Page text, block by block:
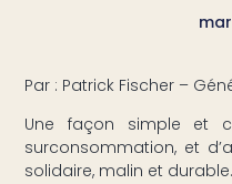
Par : Patrick Fischer –
Une façon simple et
surconsommation, et
solidaire, malin et durable.